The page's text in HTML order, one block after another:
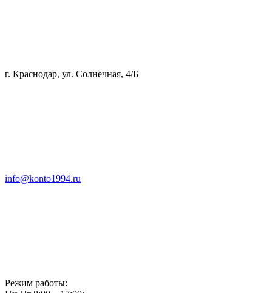
г. Краснодар, ул. Солнечная, 4/Б
info@konto1994.ru
Режим работы: